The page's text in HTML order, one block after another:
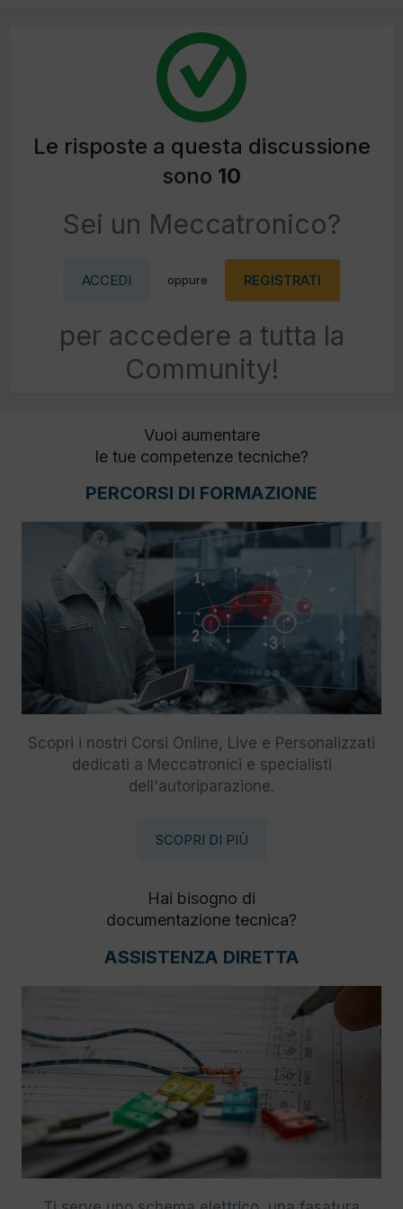
Le risposte a questa discussione
sono 10
Sei un Meccatronico?
ACCEDI oppure REGISTRATI
per accedere a tutta la
Community!
Vuoi aumentare
le tue competenze tecniche?
PERCORSI DI FORMAZIONE
Scopri i nostri Corsi Online, Live e Personalizzati
dedicati a Meccatronici e specialisti
dell'autoriparazione.
SCOPRI DI PIÙ
Hai bisogno di
documentazione tecnica?
ASSISTENZA DIRETTA